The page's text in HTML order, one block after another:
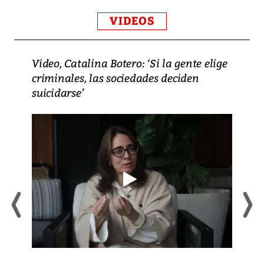
VIDEOS
Video, Catalina Botero: ‘Si la gente elige
criminales, las sociedades deciden
suicidarse’